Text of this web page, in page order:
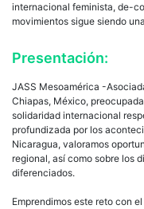
internacional feminista, de-
movimientos sigue siendo
Presentación:
JASS Mesoamérica -
Chiapas, México,
solidaridad internacional
profundizada por los
Nicaragua, valoramos
regional, así como sobre los
diferenciados.
Emprendimos este reto con